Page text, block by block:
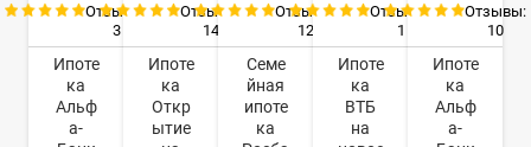
Отзывы:
3
Ипоте
ка
Альф
а-
Отзывы:
14
Ипоте
ка
Откр
ытие
Отзывы:
12
Семе
йная
ипоте
ка
Отзывы:
1
Ипоте
ка
ВТБ
на
Отзывы:
10
Ипоте
ка
Альф
а-